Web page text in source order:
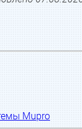
Mupro